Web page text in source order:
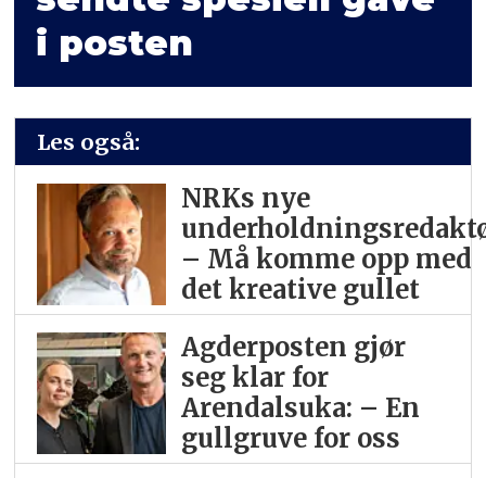
i posten
Les også:
NRKs nye
– Må komme opp med
det kreative gullet
Agderposten gjør
seg klar for
Arendalsuka: – En
gullgruve for oss